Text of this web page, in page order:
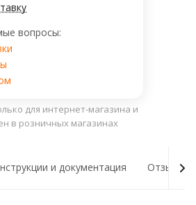
вопросы:
для интернет-магазина и
в розничных магазинах
и документация Отзывы о